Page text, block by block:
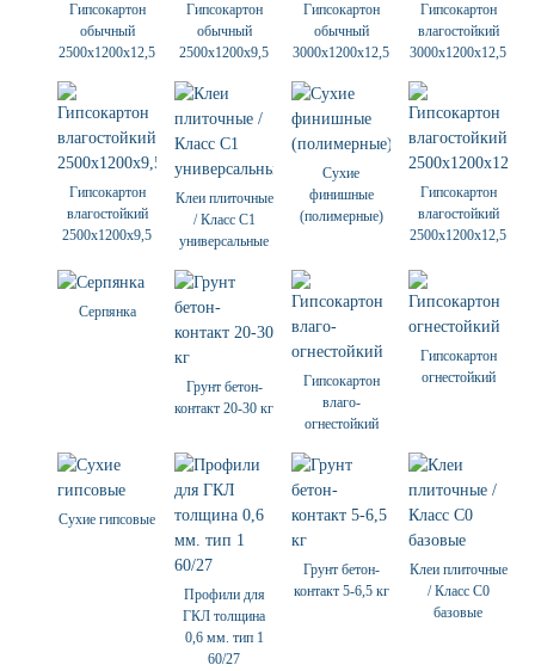
Гипсокартон
обычный
2500х1200х12,5
Гипсокартон
обычный
2500х1200х9,5
Гипсокартон
обычный
3000х1200х12,5
Гипсокартон
влагостойкий
3000х1200х12,5
Гипсокартон
влагостойкий
2500х1200х9,5
Клеи плиточные
/ Класс С1
универсальные
Сухие
финишные
(полимерные)
Гипсокартон
влагостойкий
2500х1200х12,5
Серпянка
Грунт бетон-
контакт 20-30 кг
Гипсокартон
влаго-
огнестойкий
Гипсокартон
огнестойкий
Сухие гипсовые
Профили для
ГКЛ толщина
0,6 мм. тип 1
60/27
Грунт бетон-
контакт 5-6,5 кг
Клеи плиточные
/ Класс С0
базовые